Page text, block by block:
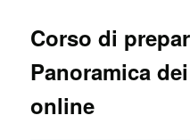
Corso di
Panoramica
online